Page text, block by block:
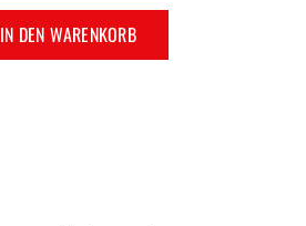
IN DEN WARENKORB